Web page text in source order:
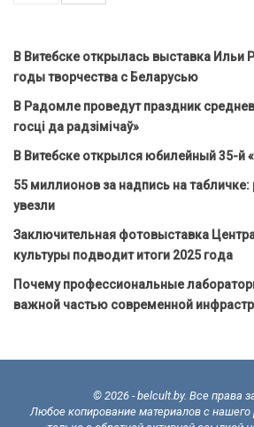
В Витебске открылась выставка Ильи
годы творчества с Беларусью
В Радомле проведут праздник
госці да радзімічаў»
В Витебске открылся юбилейный 35-й
55 миллионов за надпись на
увезли
Заключительная фотовыставка
культуры подводит итоги 2025 года
Почему профессиональные
важной частью современной
© 2026 - belcult.by. Все права
Любое копирование материалов с нашего